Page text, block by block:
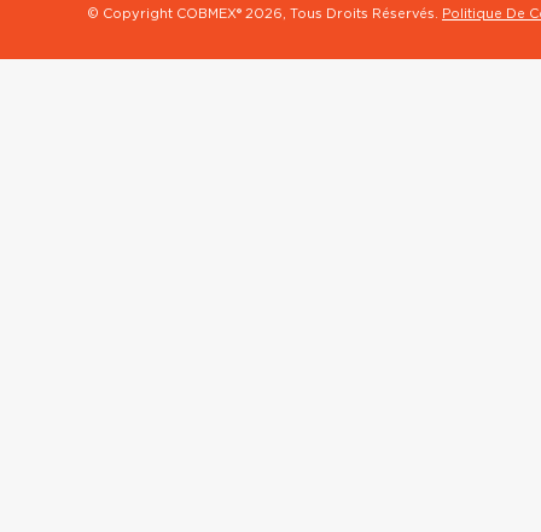
© Copyright COBMEX® 2026, Tous Droits Réservés. Politique De